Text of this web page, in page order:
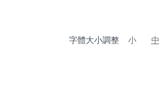
字體大小調整 小 中